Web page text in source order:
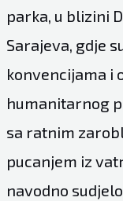
parka, u blizini
Sarajeva, gdje
konvencijama i
humanitarnog
sa ratnim
pucanjem iz
navodno